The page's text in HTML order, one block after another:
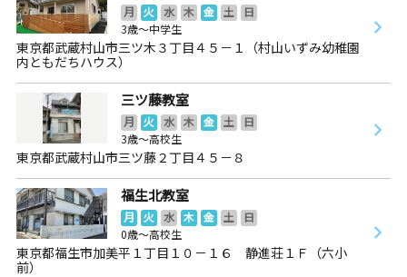
月 火 水 木 金 土
日
3歳～中学生
東京都武蔵村山市三ツ木３丁目４５－１（村山いずみ幼稚園
内ともだちハウス）
三ツ藤教室
月 火 水 木 金 土
日
3歳～高校生
東京都武蔵村山市三ツ藤２丁目４５－８
福生北教室
月 火 水 木 金 土
日
0歳～高校生
東京都福生市加美平１丁目１０－１６ 静進荘１Ｆ（六小
前）